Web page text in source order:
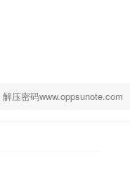
压密码www.oppsunote.com